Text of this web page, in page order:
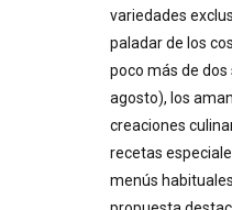
variedades
paladar de los
poco más de dos
agosto), los
creaciones
recetas
menús